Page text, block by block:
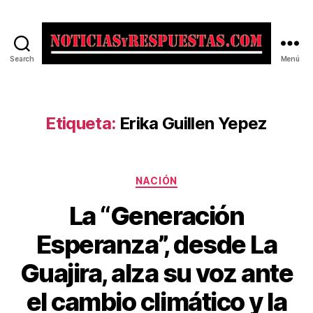
Search Menú
Etiqueta: Erika Guillen Yepez
Categorías
NACIÓN
La “Generación
Esperanza”, desde La
Guajira, alza su voz ante
el cambio climático y la